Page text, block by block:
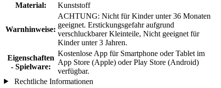
Material:
Kunststoff
Warnhinweise:
ACHTUNG: Nicht für Kinder unter 36 Monaten
geeignet. Erstickungsgefahr aufgrund
verschluckbarer Kleinteile, Nicht geeignet für
Kinder unter 3 Jahren.
Eigenschaften
- Spielware:
Kostenlose App für Smartphone oder Tablet im
App Store (Apple) oder Play Store (Android)
verfügbar.
Rechtliche Informationen